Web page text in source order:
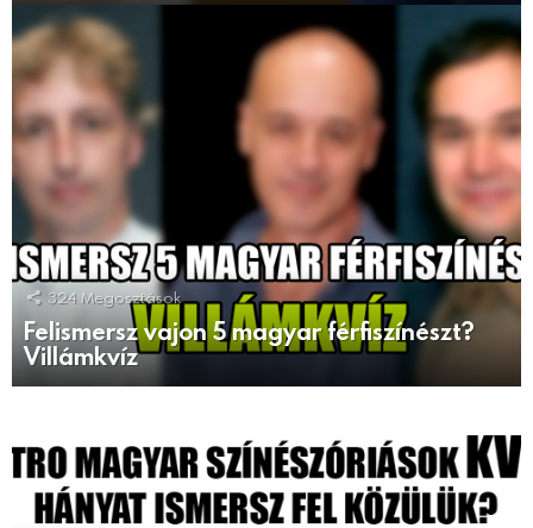
324 Megosztások
Felismersz vajon 5 magyar férfiszínészt?
Villámkvíz